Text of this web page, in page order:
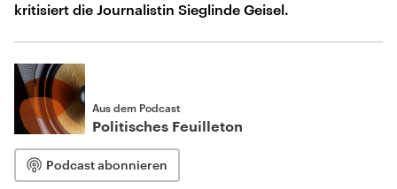
kritisiert die Journalistin Sieglinde Geisel.
Aus dem Podcast
Politisches Feuilleton
Podcast abonnieren